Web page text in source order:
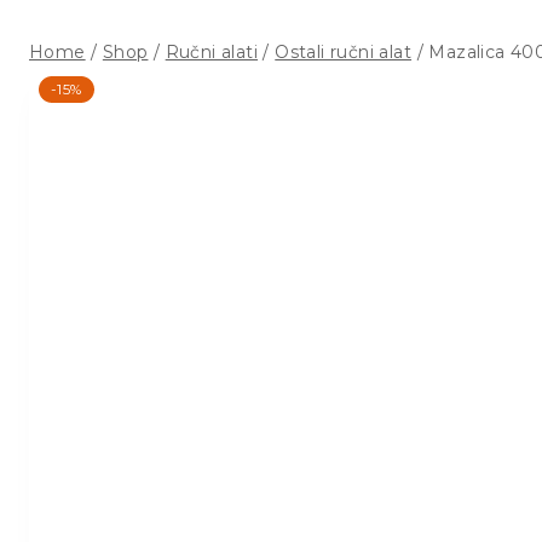
Home / Shop / Ručni alati / Ostali ručni alat / Mazalica
-15%